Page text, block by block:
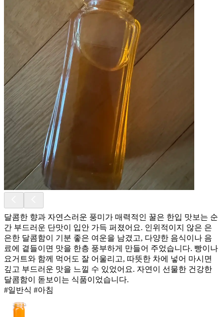
달콤한 향과 자연스러운 풍미가 매력적인 꿀은 한입 맛보는 순
간 부드러운 단맛이 입안 가득 퍼졌어요. 인위적이지 않은 은
은한 달콤함이 기분 좋은 여운을 남겼고, 다양한 음식이나 음
료에 곁들이면 맛을 한층 풍부하게 만들어 주었습니다. 빵이나
요거트와 함께 먹어도 잘 어울리고, 따뜻한 차에 넣어 마시면
깊고 부드러운 맛을 느낄 수 있었어요. 자연이 선물한 건강한
달콤함이 돋보이는 식품이었습니다.
#일반식 #아침